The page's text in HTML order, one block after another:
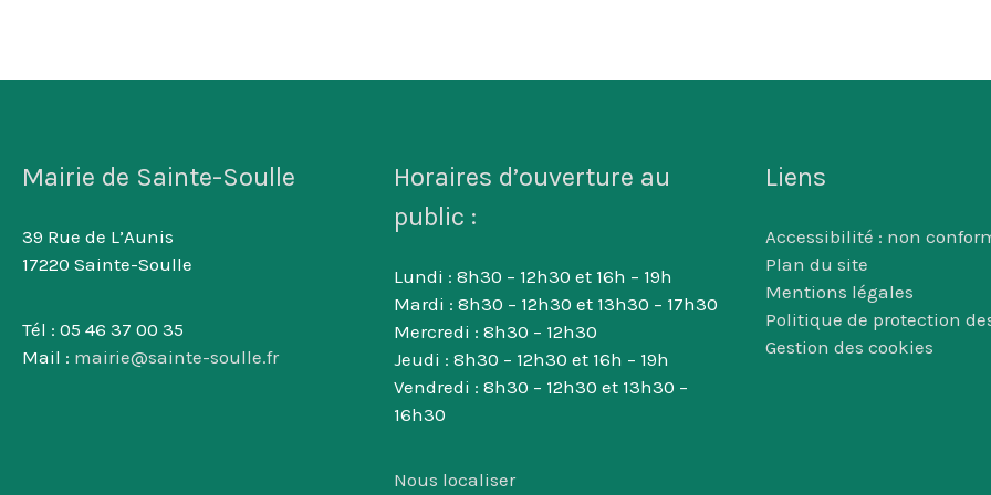
Mairie de Sainte-Soulle
39 Rue de L’Aunis
17220 Sainte-Soulle
Tél : 05 46 37 00 35
Mail : mairie@sainte-soulle.fr
Horaires d’ouverture au
public :
Lundi : 8h30 – 12h30 et 16h – 19h
Mardi : 8h30 – 12h30 et 13h30 – 17h30
Mercredi : 8h30 – 12h30
Jeudi : 8h30 – 12h30 et 16h – 19h
Vendredi : 8h30 – 12h30 et 13h30 –
16h30
Nous localiser
Liens
Accessibilité : non
Plan du site
Mentions légales
Politique de protection
Gestion des cookies